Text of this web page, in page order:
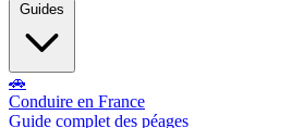
Guides
🚗
Conduire en France
Guide complet des péages